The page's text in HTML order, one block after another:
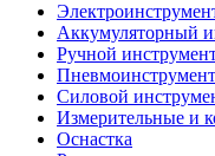
Аккумуляторный
Ручной
Пневмоинструмент
Силовой
Измерительные и
Оснастка